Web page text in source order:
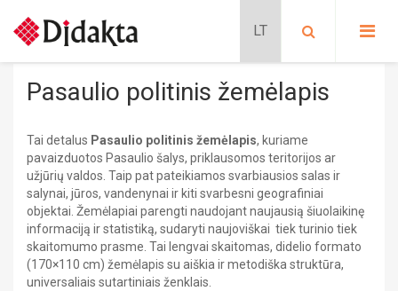
Lavinančios kortelės
Kalbų mokymas
Schubi ToGo kortelės
Lavinančios priemonės
Nikitino sistema
Didaktiniai žaidimai
Stalo žaidimai
Dėlionės
Pradinis ugdymas
PRATYBŲ SĄSIUVINIAI
METODINĖS PRIEMONĖS
MOKOMIEJI PLAKATAI
DALIJAMOJI MEDŽIAGA
KLASĖS REIKMENYS
PAPILDOMOS PRIEMONĖS
SIENINIAI ŽEMĖLAPIAI
GAUBLIAI
PASIRINKITE KATEGORIJĄ:
GIMNAZIJA
BIOLOGIJA
CHEMIJA
DAILĖ
Pasaulio politinis žemėlapis
Tai detalus Pasaulio politinis žemėlapis, kuriame
pavaizduotos Pasaulio šalys, priklausomos teritorijos ar
užjūrių valdos. Taip pat pateikiamos svarbiausios salas ir
salynai, jūros, vandenynai ir kiti svarbesni geografiniai
objektai. Žemėlapiai parengti naudojant naujausią šiuolaikinę
informaciją ir statistiką, sudaryti naujoviškai tiek turinio tiek
skaitomumo prasme. Tai lengvai skaitomas, didelio formato
(170×110 cm) žemėlapis su aiškia ir metodiška struktūra,
universaliais sutartiniais ženklais.